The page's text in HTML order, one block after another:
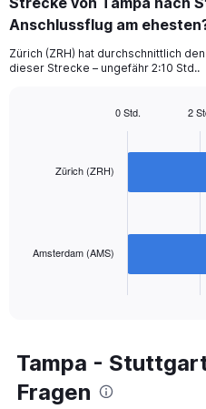
categories.
chart
has
Range:
Anschlussflug am
Zürich (ZRH) hat durchschnittlich
dieser Strecke – ungefähr 2:10 Std..
has
Range:
2
categories.
Zürich (ZRH)
Amsterdam (AMS)
0 Std. 2
Tampa -
Fragen